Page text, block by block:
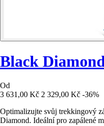
Black
Od
3 631,00 Kč 2 329,00 Kč -36%
Optimalizujte svůj trekkingový
Diamond. Ideální pro zapálené